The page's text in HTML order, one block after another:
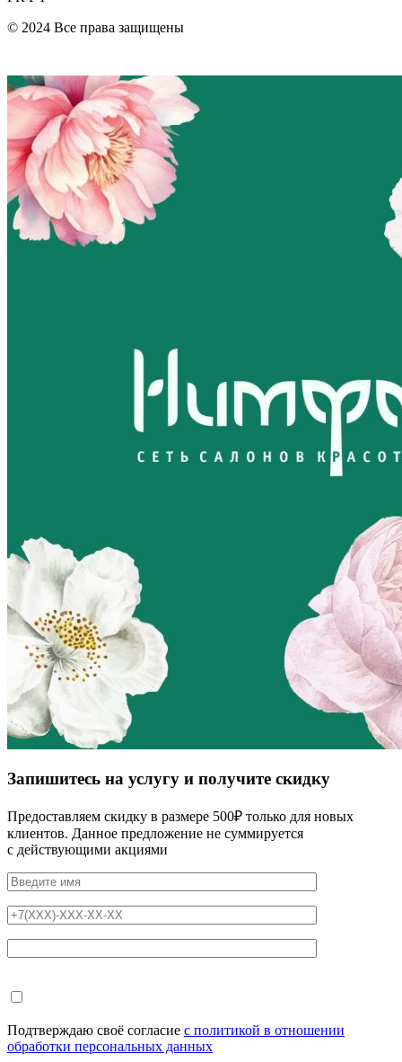
© 2024 Все права защищены
Запишитесь на услугу и получите скидку
Предоставляем скидку в размере 500₽ только для новых
клиентов. Данное предложение не суммируется
с действующими акциями
Подтверждаю своё согласие с политикой в отношении
обработки персональных данных